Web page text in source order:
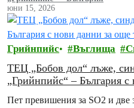
юни 15, 2026
Грийнпийс Въглища
ТЕЦ „Бобов дол“ лъже,
„Грийнпийс“ – България
Пет превишения за SO2 и